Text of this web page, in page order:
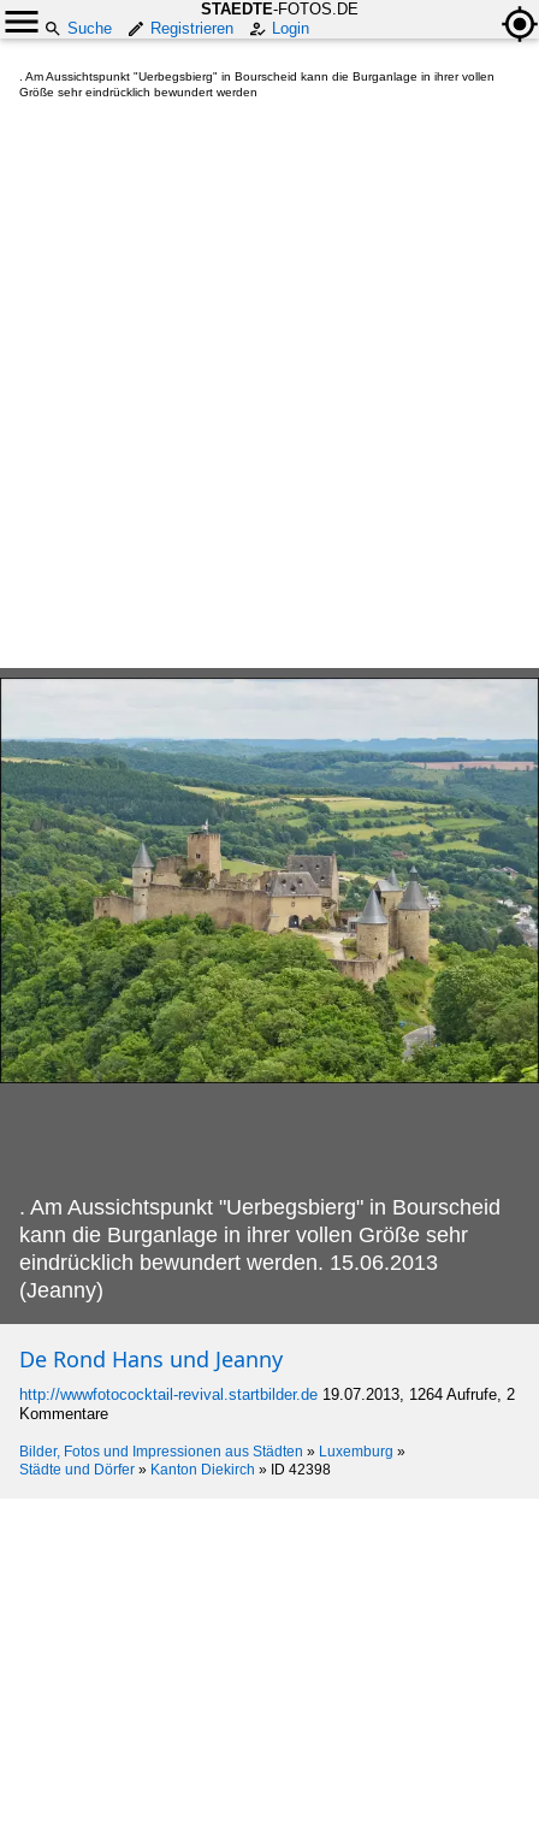
STAEDTE-FOTOS.DE
Suche
Registrieren Login
. Am Aussichtspunkt "Uerbegsbierg" in Bourscheid kann die Burganlage in ihrer vollen
Größe sehr eindrücklich bewundert werden
. Am Aussichtspunkt "Uerbegsbierg" in Bourscheid
kann die Burganlage in ihrer vollen Größe sehr
eindrücklich bewundert werden. 15.06.2013
(Jeanny)
De Rond Hans und Jeanny
http://wwwfotococktail-revival.startbilder.de 19.07.2013, 1264 Aufrufe, 2
Kommentare
Bilder, Fotos und Impressionen aus Städten » Luxemburg »
Städte und Dörfer » Kanton Diekirch » ID 42398